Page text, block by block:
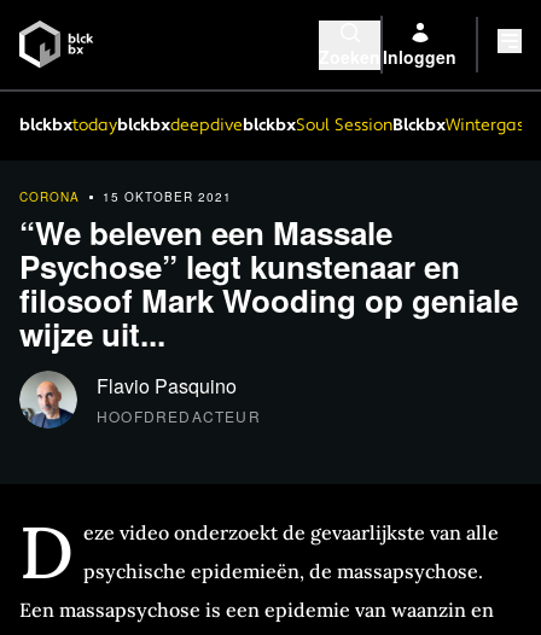
Inloggen
blckbxtodayblckbxdeepdiveblckbxSoul SessionBlckbx
CORONA 15 OKTOBER 2021
“We beleven een Massale
Psychose” legt kunstenaar en
filosoof Mark Wooding op geniale
wijze uit...
Flavio Pasquino
HOOFDREDACTEUR
D eze video onderzoekt de gevaarlijkste van alle
psychische epidemieën, de massapsychose.
Een massapsychose is een epidemie van waanzin en